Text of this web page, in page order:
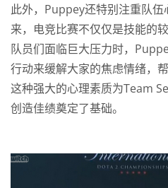
此外，Puppey还特别注重队
来，电竞比赛不仅仅是技能的
队员们面临巨大压力时，
行动来缓解大家的焦虑情绪，
这种强大的心理素质为Team
创造佳绩奠定了基础。